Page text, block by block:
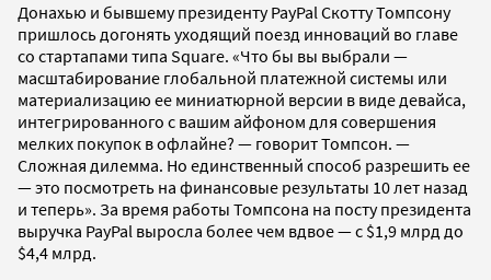
Донахью и бывшему президенту PayPal Скотту Томпсону
пришлось догонять уходящий поезд инноваций во главе
со стартапами типа Square. «Что бы вы выбрали —
масштабирование глобальной платежной системы или
материализацию ее миниатюрной версии в виде девайса,
интегрированного с вашим айфоном для совершения
мелких покупок в офлайне? — говорит Томпсон. —
Сложная дилемма. Но единственный способ разрешить ее
— это посмотреть на финансовые результаты 10 лет назад
и теперь». За время работы Томпсона на посту президента
выручка PayPal выросла более чем вдвое — с $1,9 млрд до
$4,4 млрд.